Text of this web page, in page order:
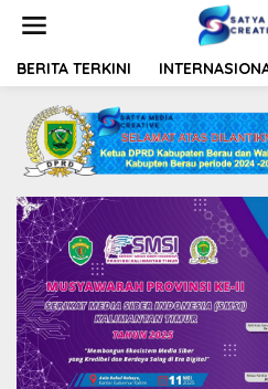
t
BERITA TERKINI